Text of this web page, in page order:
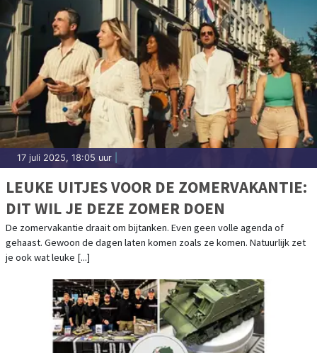
17 juli 2025, 18:05 uur
LEUKE UITJES VOOR DE ZOMERVAKANTIE:
DIT WIL JE DEZE ZOMER DOEN
De zomervakantie draait om bijtanken. Even geen volle agenda of
gehaast. Gewoon de dagen laten komen zoals ze komen. Natuurlijk zet
je ook wat leuke [...]